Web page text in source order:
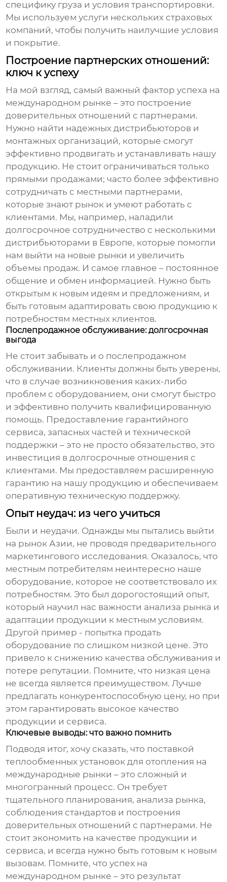
специфику груза и условия транспортировки.
Мы используем услуги нескольких страховых
компаний, чтобы получить наилучшие условия
и покрытие.
Построение партнерских отношений:
ключ к успеху
На мой взгляд, самый важный фактор успеха на
международном рынке – это построение
доверительных отношений с партнерами.
Нужно найти надежных дистрибьюторов и
монтажных организаций, которые смогут
эффективно продвигать и устанавливать нашу
продукцию. Не стоит ограничиваться только
прямыми продажами; часто более эффективно
сотрудничать с местными партнерами,
которые знают рынок и умеют работать с
клиентами. Мы, например, наладили
долгосрочное сотрудничество с несколькими
дистрибьюторами в Европе, которые помогли
нам выйти на новые рынки и увеличить
объемы продаж. И самое главное – постоянное
общение и обмен информацией. Нужно быть
открытым к новым идеям и предложениям, и
быть готовым адаптировать свою продукцию к
потребностям местных клиентов.
Послепродажное обслуживание: долгосрочная
выгода
Не стоит забывать и о послепродажном
обслуживании. Клиенты должны быть уверены,
что в случае возникновения каких-либо
проблем с оборудованием, они смогут быстро
и эффективно получить квалифицированную
помощь. Предоставление гарантийного
сервиса, запасных частей и технической
поддержки – это не просто обязательство, это
инвестиция в долгосрочные отношения с
клиентами. Мы предоставляем расширенную
гарантию на нашу продукцию и обеспечиваем
оперативную техническую поддержку.
Опыт неудач: из чего учиться
Были и неудачи. Однажды мы пытались выйти
на рынок Азии, не проводя предварительного
маркетингового исследования. Оказалось, что
местным потребителям неинтересно наше
оборудование, которое не соответствовало их
потребностям. Это был дорогостоящий опыт,
который научил нас важности анализа рынка и
адаптации продукции к местным условиям.
Другой пример - попытка продать
оборудование по слишком низкой цене. Это
привело к снижению качества обслуживания и
потере репутации. Помните, что низкая цена
не всегда является преимуществом. Лучше
предлагать конкурентоспособную цену, но при
этом гарантировать высокое качество
продукции и сервиса.
Ключевые выводы: что важно помнить
Подводя итог, хочу сказать, что поставкой
теплообменных установок для отопления на
международные рынки – это сложный и
многогранный процесс. Он требует
тщательного планирования, анализа рынка,
соблюдения стандартов и построения
доверительных отношений с партнерами. Не
стоит экономить на качестве продукции и
сервиса, и всегда нужно быть готовым к новым
вызовам. Помните, что успех на
международном рынке – это результат